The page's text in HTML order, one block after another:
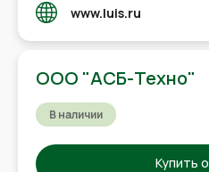
www.luis.ru
ООО "АСБ-Техно"
В наличии
Купить